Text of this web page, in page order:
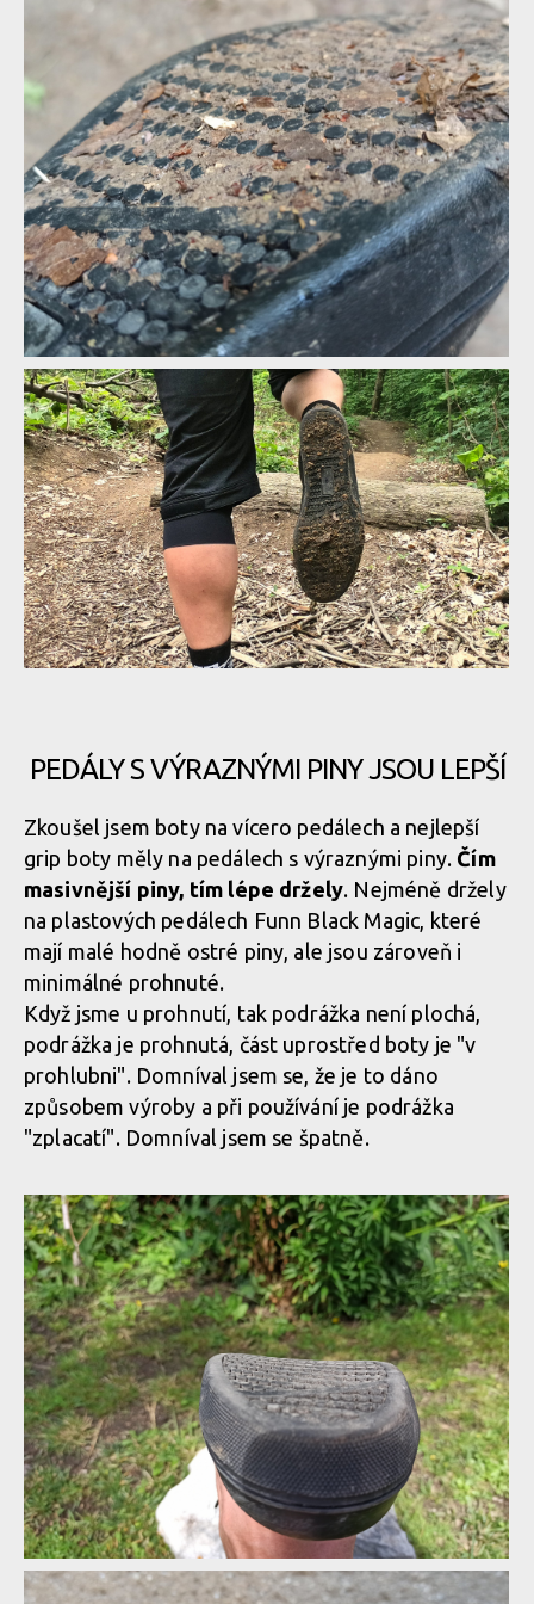
Schopnost podrážky se zanášet je nadstandardní
Schopnost podrážky se zanášet je nadstandardní
Schopnost podrážky se zanášet je nadstandardní
Schopnost podrážky se zanášet je nadstandardní
Schopnost podrážky se zanášet je nadstandardní
Schopnost podrážky se zanášet je nadstandardní
Naopak schopnost čistit se je podprůměrná
Naopak schopnost čistit se je podprůměrná
Naopak schopnost čistit se je podprůměrná
Naopak schopnost čistit se je podprůměrná
Naopak schopnost čistit se je podprůměrná
Za mokra se podrážka velmi snadno zanáší
Za mokra se podrážka velmi snadno zanáší
Za mokra se podrážka velmi snadno zanáší
Za mokra se podrážka velmi snadno zanáší
Za mokra se podrážka velmi snadno zanáší
Za mokra se podrážka velmi snadno zanáší
PEDÁLY S VÝRAZNÝMI PINY JSOU LEPŠÍ
Zkoušel jsem boty na vícero pedálech a nejlepší
grip boty měly na pedálech s výraznými piny. Čím
masivnější piny, tím lépe držely. Nejméně držely
na plastových pedálech Funn Black Magic, které
mají malé hodně ostré piny, ale jsou zároveň i
minimálné prohnuté.
Když jsme u prohnutí, tak podrážka není plochá,
podrážka je prohnutá, část uprostřed boty je "v
prohlubni". Domníval jsem se, že je to dáno
způsobem výroby a při používání je podrážka
"zplacatí". Domníval jsem se špatně.
Podrážka není zcela plochá, uprostřed je znatelně prohnutá